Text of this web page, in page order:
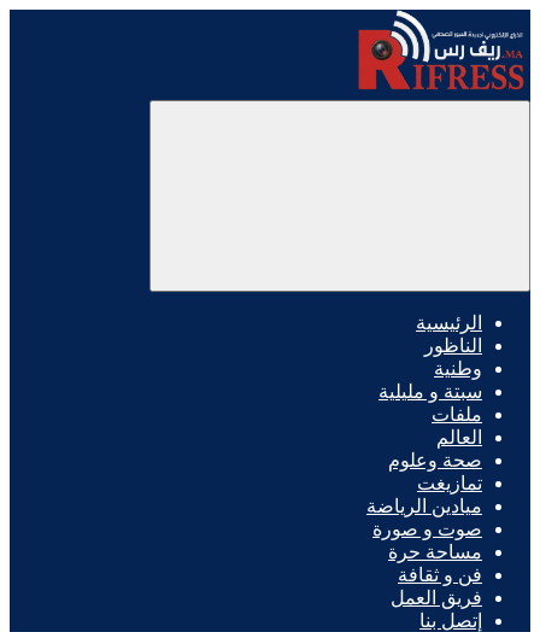
الرئيسية
الناظور
وطنية
سبتة و مليلية
ملفات
العالم
صحة وعلوم
تمازيغت
ميادين الرياضة
صوت و صورة
مساحة حرة
فن و ثقافة
فريق العمل
إتصل بنا